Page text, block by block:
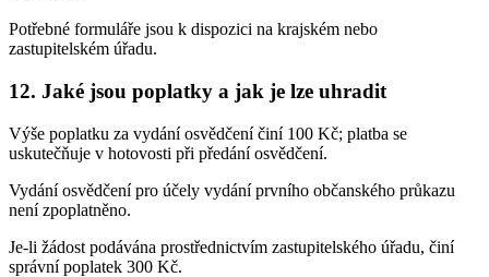
Potřebné formuláře jsou k dispozici na krajském nebo
zastupitelském úřadu.
12. Jaké jsou poplatky a jak je lze uhradit
Výše poplatku za vydání osvědčení činí 100 Kč; platba se
uskutečňuje v hotovosti při předání osvědčení.
Vydání osvědčení pro účely vydání prvního občanského průkazu
není zpoplatněno.
Je-li žádost podávána prostřednictvím zastupitelského úřadu, činí
správní poplatek 300 Kč.